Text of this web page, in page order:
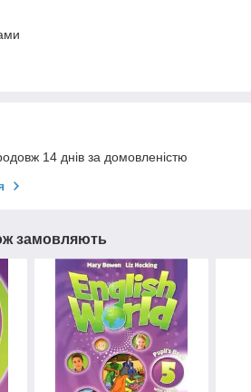
14 днів за домовленістю
замовляють